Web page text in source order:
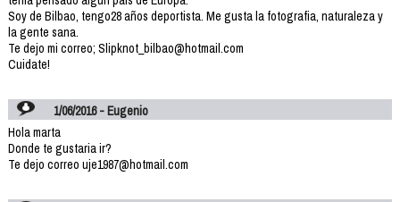
Soy de Bilbao, tengo28 años deportista. Me gusta la fotografia, naturaleza y
la gente sana.
Te dejo mi correo; Slipknot_bilbao@hotmail.com
Cuidate!
1/06/2016 - Eugenio
Hola marta
Donde te gustaria ir?
Te dejo correo uje1987@hotmail.com